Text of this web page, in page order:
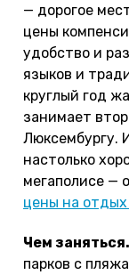
— дорогое
цены
удобство и
языков и
круглый год
занимает
Люксембургу.
настолько
мегаполисе —
цены на
Чем заняться.
парков с